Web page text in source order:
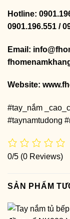
Hotline:
0901.196.551 /
Email:
Website:
#tay_nắm
#taynamtudong
0/5 (0 Reviews)
SẢN PHẨM